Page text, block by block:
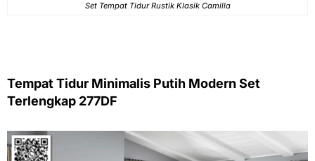
Set Tempat Tidur Rustik Klasik Camilla
Tempat Tidur Minimalis Putih Modern Set
Terlengkap 277DF